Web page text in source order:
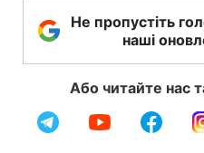
Не пропустіть
наші
Або читайте нас